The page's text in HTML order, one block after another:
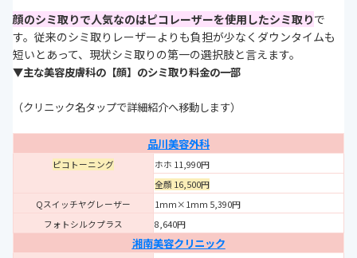
顔のシミ取りで人気なのはピコレーザーを使用したシミ取りで
す。従来のシミ取りレーザーよりも負担が少なくダウンタイムも
短いとあって、現状シミ取りの第一の選択肢と言えます。
▼主な美容皮膚科の【顔】のシミ取り料金の一部
（クリニック名タップで詳細紹介へ移動します）
品川美容外科
ピコトーニング
ホホ 11,990円
全顔 16,500円
Qスイッチヤグレーザー
1mm×1mm 5,390円
フォトシルクプラス
8,640円
湘南美容クリニック